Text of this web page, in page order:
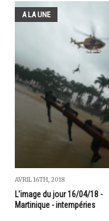
A LA UNE
AVRIL 16TH, 2018
L'image du jour 16/04/18 -
Martinique - intempéries